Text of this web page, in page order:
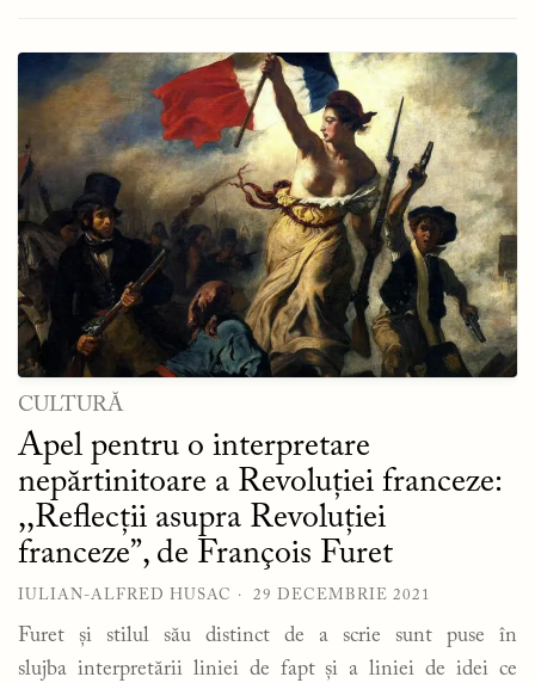
CULTURĂ
Apel pentru o interpretare
nepărtinitoare a Revoluției franceze:
,,Reflecții asupra Revoluției
franceze”, de François Furet
IULIAN-ALFRED HUSAC 29 DECEMBRIE 2021
Furet și stilul său distinct de a scrie sunt puse în
slujba interpretării liniei de fapt și a liniei de idei ce